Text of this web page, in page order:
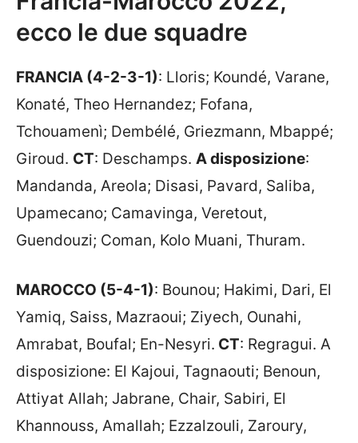
ecco le due squadre
FRANCIA (4-2-3-1): Lloris; Koundé, Varane,
Konaté, Theo Hernandez; Fofana,
Tchouamenì; Dembélé, Griezmann, Mbappé;
Giroud. CT: Deschamps. A disposizione:
Mandanda, Areola; Disasi, Pavard, Saliba,
Upamecano; Camavinga, Veretout,
Guendouzi; Coman, Kolo Muani, Thuram.
MAROCCO (5-4-1): Bounou; Hakimi, Dari, El
Yamiq, Saiss, Mazraoui; Ziyech, Ounahi,
Amrabat, Boufal; En-Nesyri. CT: Regragui. A
disposizione: El Kajoui, Tagnaouti; Benoun,
Attiyat Allah; Jabrane, Chair, Sabiri, El
Khannouss, Amallah; Ezzalzouli, Zaroury,